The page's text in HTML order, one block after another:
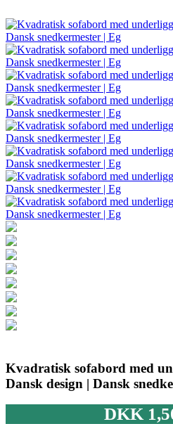
Kvadratisk sofabord med
Dansk design | Dansk
DKK